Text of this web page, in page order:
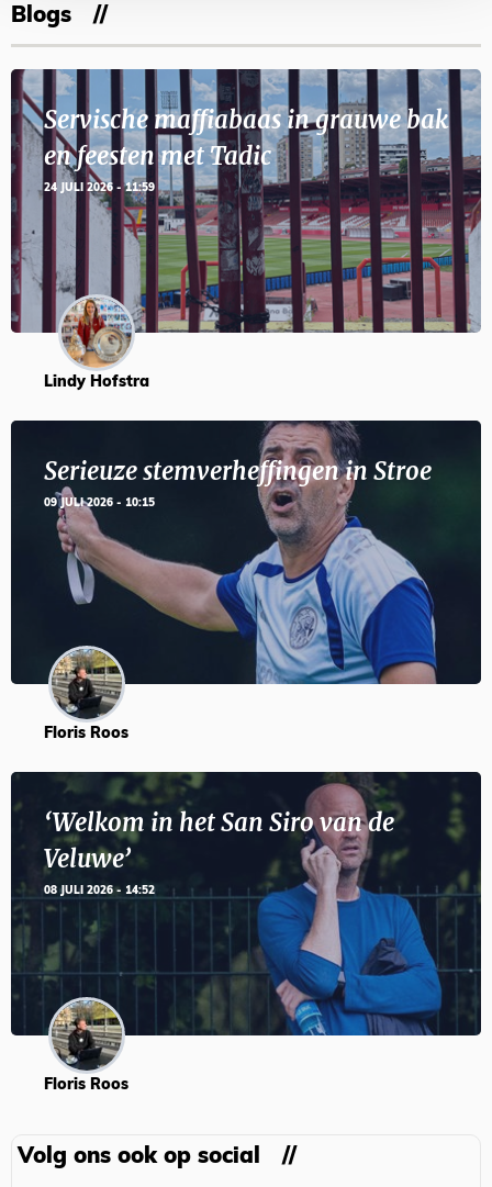
Blogs
Servische maffiabaas in grauwe bak
en feesten met Tadic
24 JULI 2026 - 11:59
Lindy Hofstra
Serieuze stemverheffingen in Stroe
09 JULI 2026 - 10:15
Floris Roos
‘Welkom in het San Siro van de
Veluwe’
08 JULI 2026 - 14:52
Floris Roos
Volg ons ook op social